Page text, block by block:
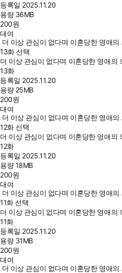
등록일 2025.11.20
용량 36MB
200원
대여
더 이상 관심이 없다며 이혼당한 영애
13화 선택
더 이상 관심이 없다며 이혼당한 영애의
13화
등록일 2025.11.20
용량 25MB
200원
대여
더 이상 관심이 없다며 이혼당한 영애
12화 선택
더 이상 관심이 없다며 이혼당한 영애의
12화
등록일 2025.11.20
용량18MB
200원
대여
더 이상 관심이 없다며 이혼당한 영애
11화 선택
더 이상 관심이 없다며 이혼당한 영애의
11화
등록일 2025.11.20
용량 31MB
200원
대여
더 이상 관심이 없다며 이혼당한 영애